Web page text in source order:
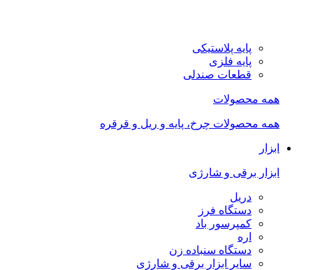
پایه پلاستیکی
پایه فلزی
قطعات صندلی
همه محصولات
همه محصولات چرخ، پایه و ریل و قرقره
ابزار
ابزار برقی و شارژی
دریل
دستگاه فرز
کمپرسور باد
اره
دستگاه سنباده زن
سایر ابزار برقی و شارژی